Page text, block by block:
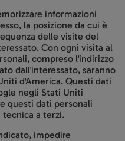
informazioni
la posizione da cui è
delle visite del
Con ogni visita al
compreso l'indirizzo
dall'interessato, saranno
d'America. Questi dati
negli Stati Uniti
questi dati personali
a terzi.
impedire